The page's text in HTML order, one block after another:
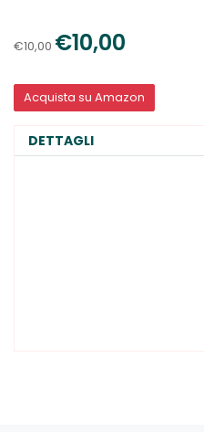
€10,00 €10,00
Acquista su Amazon
DETTAGLI